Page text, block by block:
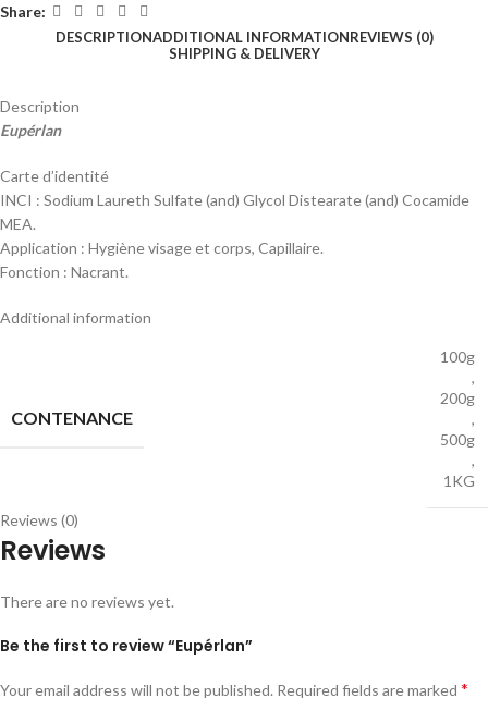
Share:
DESCRIPTIONADDITIONAL INFORMATIONREVIEWS (0)
SHIPPING & DELIVERY
Description
Eupérlan
Carte d’identité
INCI : Sodium Laureth Sulfate (and) Glycol Distearate (and) Cocamide
MEA.
Application : Hygiène visage et corps, Capillaire.
Fonction : Nacrant.
Additional information
CONTENANCE
100g
,
200g
,
500g
,
1KG
Reviews (0)
Reviews
There are no reviews yet.
Be the first to review “Eupérlan”
Your email address will not be published. Required fields are marked *